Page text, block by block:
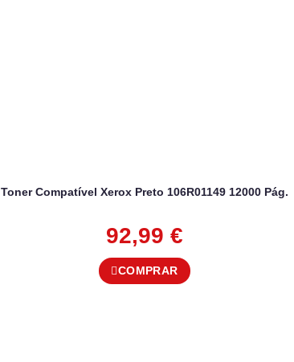
Toner Compatível Xerox Preto 106R01149 12000 Pág.
92,99 €
COMPRAR